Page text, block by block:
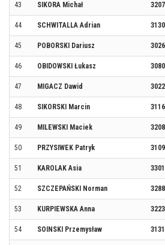
43 SIKORA Michał 3207
44 SCHWITALLA Adrian 3130
45 POBORSKI Dariusz 3026
46 OBIDOWSKI Łukasz 3080
47 MIGACZ Dawid 3022
48 SIKORSKI Marcin 3116
49 MILEWSKI Maciek 3208
50 PRZYSIWEK Patryk 3109
51 KAROLAK Asia 3301
52 SZCZEPAŃSKI Norman 3288
53 KURPIEWSKA Anna 3223
54 SOINSKI Przemysław 3131